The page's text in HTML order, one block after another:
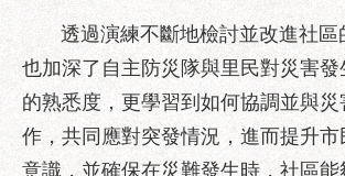
心
獎
勵
補
透過演練不斷地檢討並改進社區
也加深了自主防災隊與里民對災害發
的熟悉度，更學習到如何協調並與
作，共同應對突發情況，進而提升市
意識，並確保在災難發生時，社區能